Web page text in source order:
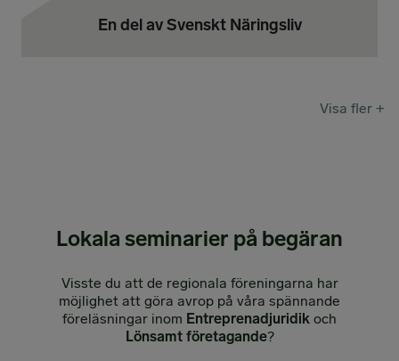
En del av Svenskt Näringsliv
Visa fler +
Lokala seminarier på begäran
Visste du att de regionala föreningarna har
möjlighet att göra avrop på våra spännande
föreläsningar inom Entreprenadjuridik och
Lönsamt företagande?